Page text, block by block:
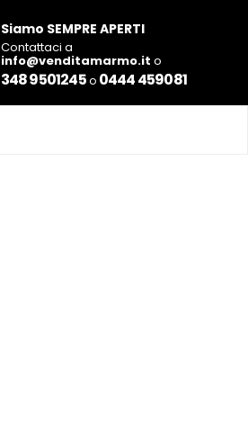
Siamo SEMPRE APERTI
Contattaci a
info@venditamarmo.it o
348 9501245o 0444 459081